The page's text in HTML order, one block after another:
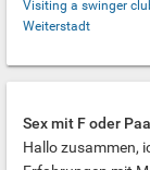
Visiting a swinger
Weiterstadt
Sex mit F oder
Hallo zusammen,